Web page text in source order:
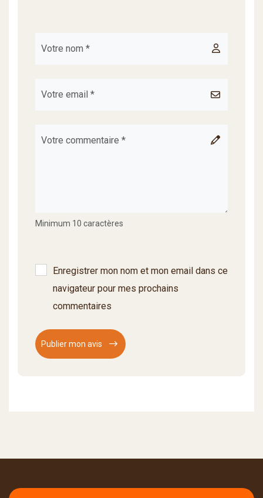
Minimum 10 caractères
Enregistrer mon nom et mon email dans ce
navigateur pour mes prochains
commentaires
Publier mon avis